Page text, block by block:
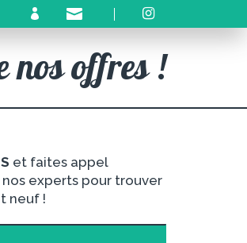
nos offres !
et faites appel
nos experts pour trouver
neuf !